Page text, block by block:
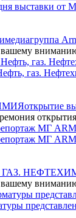
выставки от
медиагруппа
газ.
открытие
МГ
ГАЗ.